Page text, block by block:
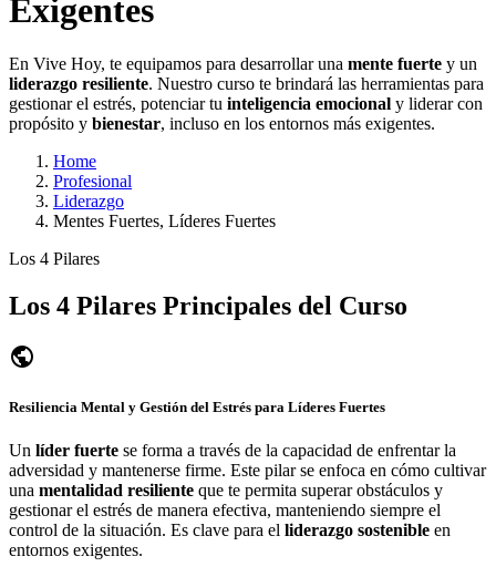
Exigentes
En Vive Hoy, te equipamos para desarrollar una mente fuerte y un
liderazgo resiliente. Nuestro curso te brindará las herramientas para
gestionar el estrés, potenciar tu inteligencia emocional y liderar con
propósito y bienestar, incluso en los entornos más exigentes.
Home
Profesional
Liderazgo
Mentes Fuertes, Líderes Fuertes
Los 4 Pilares
Los 4 Pilares Principales del Curso
public
Resiliencia Mental y Gestión del Estrés para Líderes Fuertes
Un líder fuerte se forma a través de la capacidad de enfrentar la
adversidad y mantenerse firme. Este pilar se enfoca en cómo cultivar
una mentalidad resiliente que te permita superar obstáculos y
gestionar el estrés de manera efectiva, manteniendo siempre el
control de la situación. Es clave para el liderazgo sostenible en
entornos exigentes.